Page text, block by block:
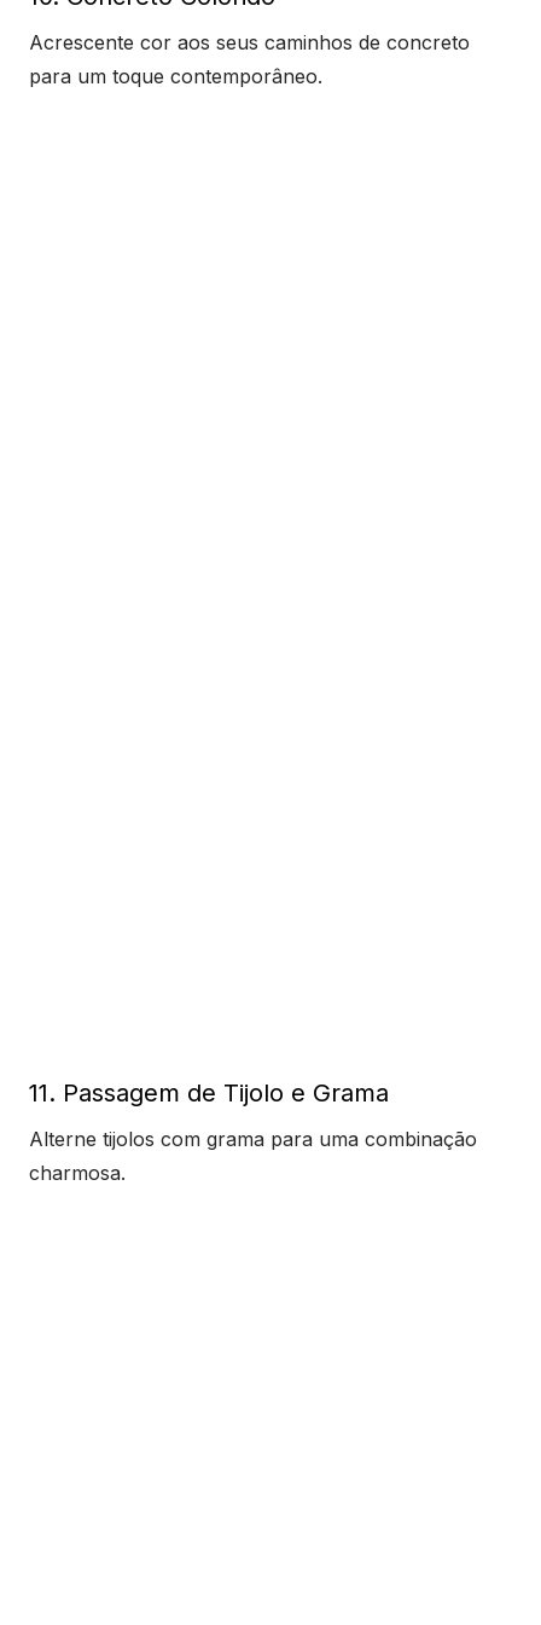
Acrescente cor aos seus caminhos de concreto
para um toque contemporâneo.
11. Passagem de Tijolo e Grama
Alterne tijolos com grama para uma combinação
charmosa.